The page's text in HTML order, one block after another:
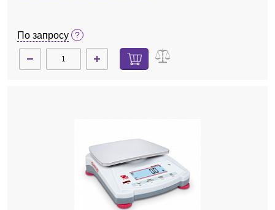
По запросу